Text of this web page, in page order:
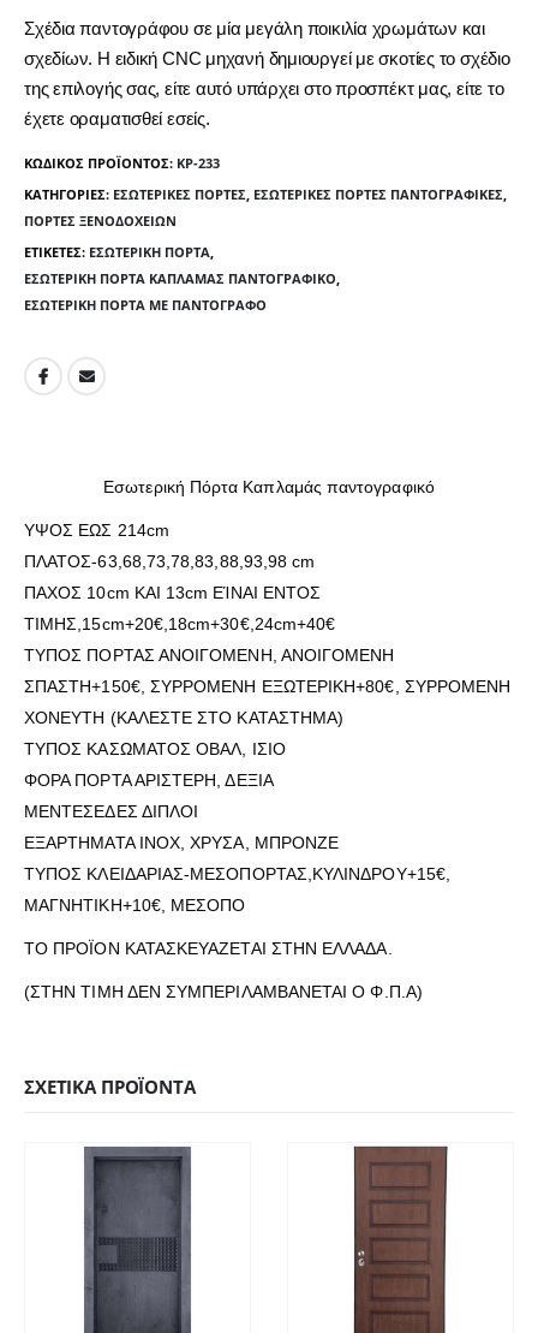
Σχέδια παντογράφου σε μία μεγάλη ποικιλία χρωμάτων και
σχεδίων. Η ειδική CNC μηχανή δημιουργεί με σκοτίες το σχέδιο
της επιλογής σας, είτε αυτό υπάρχει στο προσπέκτ μας, είτε το
έχετε οραματισθεί εσείς.
ΚΩΔΙΚΌΣ ΠΡΟΪΌΝΤΟΣ: KP-233
ΚΑΤΗΓΟΡΊΕΣ: ΕΣΩΤΕΡΙΚΈΣ ΠΌΡΤΕΣ ΕΣΩΤΕΡΙΚΈΣ ΠΌΡΤΕΣ ΠΑΝΤΟΓΡΑΦΙΚΈΣ
ΠΌΡΤΕΣ ΞΕΝΟΔΟΧΕΊΩΝ
ΕΤΙΚΈΤΕΣ: ΕΣΩΤΕΡΙΚΉ ΠΌΡΤΑ
ΕΣΩΤΕΡΙΚΉ ΠΌΡΤΑ ΚΑΠΛΑΜΆΣ ΠΑΝΤΟΓΡΑΦΙΚΌ
ΕΣΩΤΕΡΙΚΉ ΠΌΡΤΑ ΜΕ ΠΑΝΤΟΓΡΆΦΟ
Εσωτερική Πόρτα Καπλαμάς παντογραφικό
ΥΨΟΣ ΕΩΣ 214cm
ΠΛΑΤΟΣ-63,68,73,78,83,88,93,98 cm
ΠΑΧΟΣ 10cm ΚΑΙ 13cm ΕΊΝΑΙ ΕΝΤΟΣ
ΤΙΜΗΣ,15cm+20€,18cm+30€,24cm+40€
ΤΥΠΟΣ ΠΟΡΤΑΣ ΑΝΟΙΓΟΜΕΝΗ, ΑΝΟΙΓΟΜΕΝΗ
ΣΠΑΣΤΗ+150€, ΣΥΡΡΟΜΕΝΗ ΕΞΩΤΕΡΙΚΗ+80€, ΣΥΡΡΟΜΕΝΗ
ΧΟΝΕΥΤΗ (ΚΑΛΕΣΤΕ ΣΤΟ ΚΑΤΑΣΤΗΜΑ)
ΤΥΠΟΣ ΚΑΣΩΜΑΤΟΣ ΟΒΑΛ, ΙΣΙΟ
ΦΟΡΑ ΠΟΡΤΑ ΑΡΙΣΤΕΡΗ, ΔΕΞΙΑ
ΜΕΝΤΕΣΕΔΕΣ ΔΙΠΛΟΙ
ΕΞΑΡΤΗΜΑΤΑ ΙΝΟΧ, ΧΡΥΣΑ, ΜΠΡΟΝΖΕ
ΤΥΠΟΣ ΚΛΕΙΔΑΡΙΑΣ-ΜΕΣΟΠΟΡΤΑΣ,ΚΥΛΙΝΔΡΟΥ+15€,
ΜΑΓΝΗΤΙΚΗ+10€, ΜΕΣΟΠΟ
ΤΟ ΠΡΟΪΟΝ ΚΑΤΑΣΚΕΥΑΖΕΤΑΙ ΣΤΗΝ ΕΛΛΑΔΑ.
(ΣΤΗΝ ΤΙΜΗ ΔΕΝ ΣΥΜΠΕΡΙΛΑΜΒΑΝΕΤΑΙ Ο Φ.Π.Α)
ΣΧΕΤΙΚΆ ΠΡΟΪΌΝΤΑ